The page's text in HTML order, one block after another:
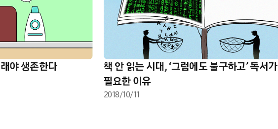
야 생존한다
책 안 읽는 시대, ‘그럼에도 불구하고’ 독서가
필요한 이유
2018/10/11